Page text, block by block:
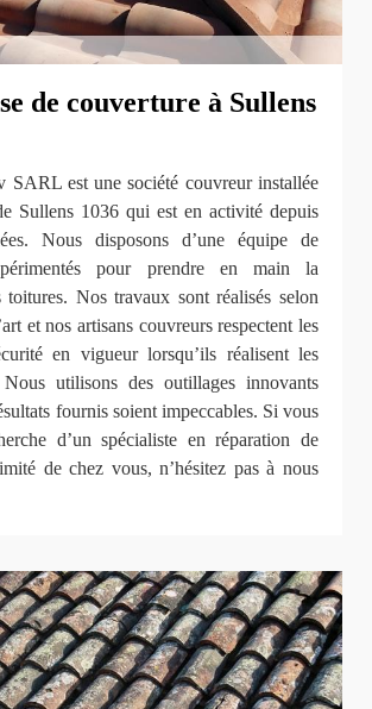
de couverture à Sullens
SARL est une société couvreur installée
Sullens 1036 qui est en activité depuis
Nous disposons d’une équipe de
pour prendre en main la
toitures. Nos travaux sont réalisés selon
et nos artisans couvreurs respectent les
en vigueur lorsqu’ils réalisent les
Nous utilisons des outillages innovants
fournis soient impeccables. Si vous
d’un spécialiste en réparation de
de chez vous, n’hésitez pas à nous